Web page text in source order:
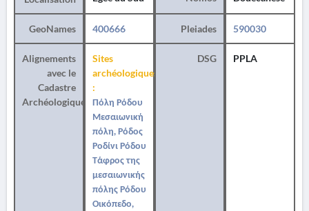
GeoNames 400666 Pleiades 590030
Alignements
avec le
Cadastre
Archéologique
Sites
archéologiques
:
Πόλη Ρόδου
Μεσαιωνική
πόλη, Ρόδος
Ροδίνι Ρόδου
Τάφρος της
μεσαιωνικής
πόλης Ρόδου
Οικόπεδο,
DSG PPLA